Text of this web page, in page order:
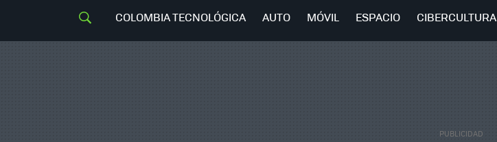
COLOMBIA TECNOLÓGICA AUTO MÓVIL ESPACIO CIBERCULTURA